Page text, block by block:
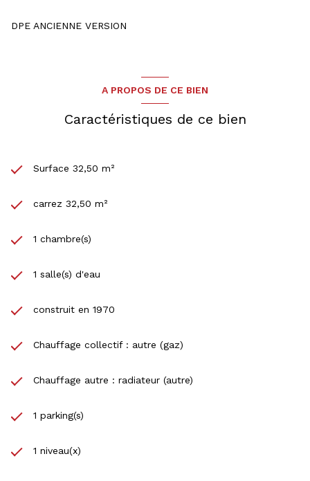
DPE ANCIENNE VERSION
A PROPOS DE CE BIEN
Caractéristiques de ce bien
Surface 32,50 m²
carrez 32,50 m²
1 chambre(s)
1 salle(s) d'eau
construit en 1970
Chauffage collectif : autre (gaz)
Chauffage autre : radiateur (autre)
1 parking(s)
1 niveau(x)